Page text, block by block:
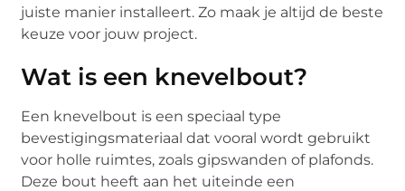
juiste manier installeert. Zo maak je altijd de beste
keuze voor jouw project.
Wat is een knevelbout?
Een knevelbout is een speciaal type
bevestigingsmateriaal dat vooral wordt gebruikt
voor holle ruimtes, zoals gipswanden of plafonds.
Deze bout heeft aan het uiteinde een